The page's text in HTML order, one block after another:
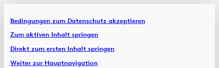
Bedingungen zum Datenschutz akzeptieren
Zum aktiven Inhalt springen
Direkt zum ersten Inhalt springen
Weiter zur Hauptnavigation
Artikel & Dossiers
Chronik